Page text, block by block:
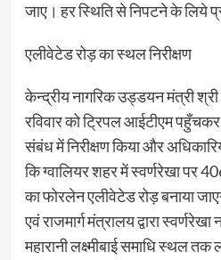
जाए। हर स्थिति से निपटने के लिये
एलीवेटेड रोड़ का स्थल निरीक्षण
केन्द्रीय नागरिक उड्डयन मंत्री श्री
रविवार को ट्रिपल आईटीएम पहुँचकर
संबंध में निरीक्षण किया और
कि ग्वालियर शहर में स्वर्णरेखा पर
का फोरलेन एलीवेटेड रोड़ बनाया
एवं राजमार्ग मंत्रालय द्वारा
महारानी लक्ष्मीबाई समाधि स्थल